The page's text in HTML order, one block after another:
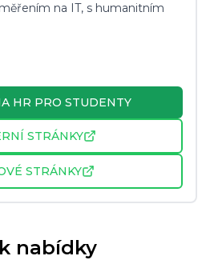
na IT, s humanitním
HR PRO STUDENTY
STRÁNKY
STRÁNKY
nabídky